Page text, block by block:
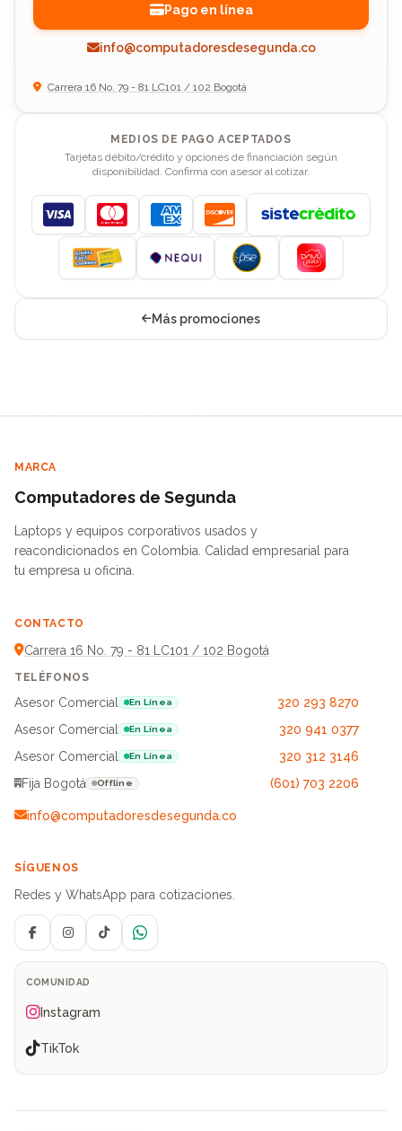
Pago en línea
info@computadoresdesegunda.co
Carrera 16 No. 79 - 81 LC101 / 102 Bogotá
MEDIOS DE PAGO ACEPTADOS
Tarjetas débito/crédito y opciones de financiación según
disponibilidad. Confirma con asesor al cotizar.
Visa MastercardAmerican Express
Discover
Más promociones
MARCA
Computadores de Segunda
Laptops y equipos corporativos usados y
reacondicionados en Colombia. Calidad empresarial para
tu empresa u oficina.
CONTACTO
Carrera 16 No. 79 - 81 LC101 / 102 Bogotá
TELÉFONOS
Asesor Comercial En Línea
320 293 8270
Asesor Comercial
En Línea
320 941 0377
Asesor Comercial
En Línea
320 312 3146
Fija Bogotá
Offline (601) 703 2206
info@computadoresdesegunda.co
SÍGUENOS
Redes y WhatsApp para cotizaciones.
FacebookInstagramTikTokWhatsApp
COMUNIDAD
Instagram
TikTok